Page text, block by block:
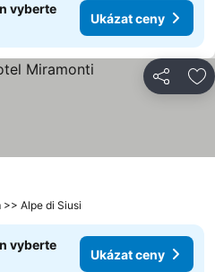
vyberte
Ukázat ceny
Sdílet
>> Alpe di Siusi
vyberte
Ukázat ceny